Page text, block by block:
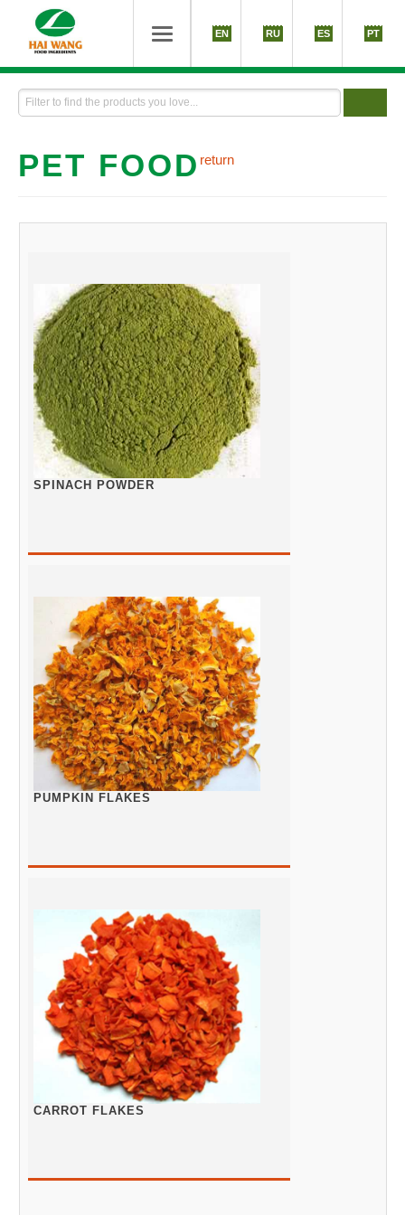
PT
ES
RU
EN
PET FOOD return
SPINACH POWDER
PUMPKIN FLAKES
CARROT FLAKES